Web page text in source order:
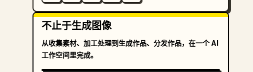
不止于生成图像
从收集素材、加工处理到生成作品、分发作品，在一个 AI
工作空间里完成。